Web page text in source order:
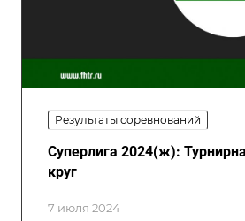
Результаты соревнований
7 июля 2024
Суперлига 2024(ж):
круг